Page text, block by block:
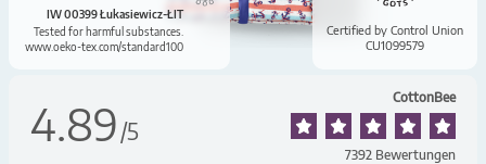
Certified by Control Union
CU1099579
IW 00399 Łukasiewicz-ŁIT
Tested for harmful substances.
www.oeko-tex.com/standard100
CottonBee
4.89/5
7392 Bewertungen